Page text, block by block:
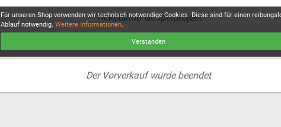
Ticketshop Gospelprojekt
Der Vorverkauf wurde beendet
Für unseren Shop verwenden wir technisch notwendige Cookies. Diese sind für einen
Ablauf notwendig. Weitere Informationen.
Verstanden